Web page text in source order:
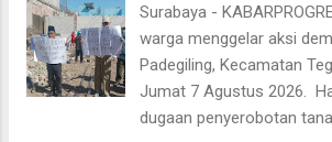
Surabaya -
warga menggelar aksi
Padegiling, Kecamatan
Jumat 7 Agustus 2026.
dugaan penyerobotan